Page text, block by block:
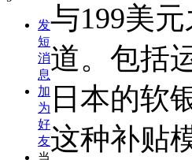
发
短
消
息
加
为
好
友
当
与199美
道。包括
日本的软
这种补贴